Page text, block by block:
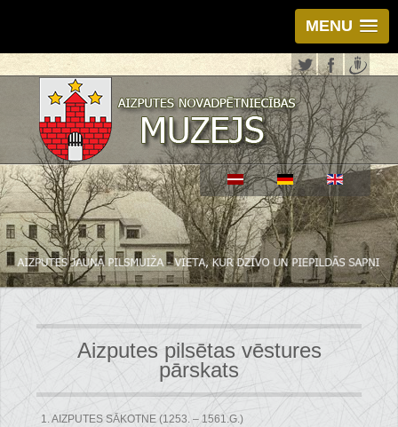
MENU
Aizputes pilsētas vēstures
pārskats
1. AIZPUTES SĀKOTNE (1253. – 1561.G.)